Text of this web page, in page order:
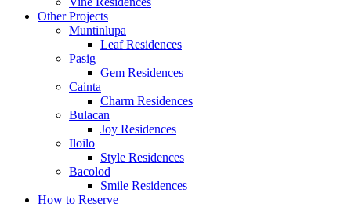
Other Projects
Muntinlupa
Leaf Residences
Pasig
Gem Residences
Cainta
Charm Residences
Bulacan
Joy Residences
Iloilo
Style Residences
Bacolod
Smile Residences
How to Reserve